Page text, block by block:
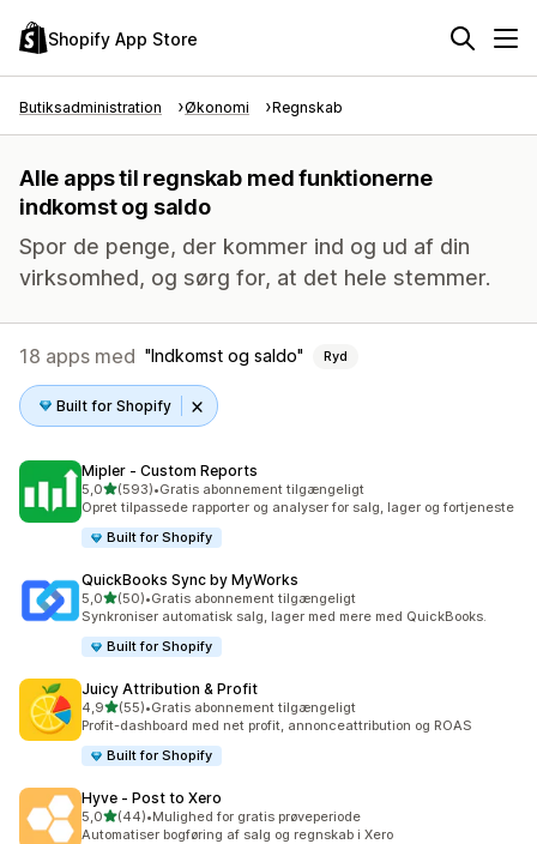
Shopify App Store
Butiksadministration Økonomi Regnskab
Alle apps til regnskab med funktionerne
indkomst og saldo
Spor de penge, der kommer ind og ud af din
virksomhed, og sørg for, at det hele stemmer.
18 apps med Indkomst og saldo Ryd
Built for Shopify
Mipler ‑ Custom Reports
5,0ud af 5 stjerner
(593)
593 anmeldelser i alt
•Gratis abonnement tilgængeligt
Opret tilpassede rapporter og analyser for salg, lager og fortjeneste
Built for Shopify
QuickBooks Sync by MyWorks
5,0ud af 5 stjerner
(50)
50 anmeldelser i alt
•Gratis abonnement tilgængeligt
Synkroniser automatisk salg, lager med mere med QuickBooks.
Built for Shopify
Juicy Attribution & Profit
4,9ud af 5 stjerner
(55)
55 anmeldelser i alt
•Gratis abonnement tilgængeligt
Profit-dashboard med net profit, annonceattribution og ROAS
Built for Shopify
Hyve ‑ Post to Xero
5,0ud af 5 stjerner
(44)
44 anmeldelser i alt
•Mulighed for gratis prøveperiode
Automatiser bogføring af salg og regnskab i Xero